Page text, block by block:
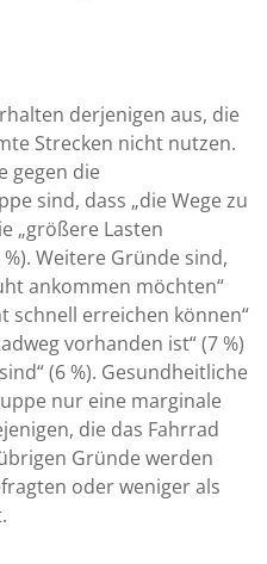
derjenigen aus, die
Strecken nicht nutzen.
gegen die
sind, dass „die Wege zu
„größere Lasten
Weitere Gründe sind,
ankommen möchten“
schnell erreichen können“
vorhanden ist“ (7 %)
(6 %). Gesundheitliche
nur eine marginale
die das Fahrrad
Gründe werden
oder weniger als